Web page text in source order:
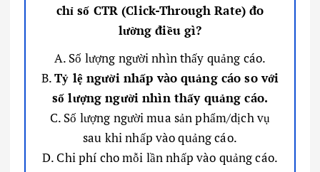
chỉ số CTR (Click-Through Rate) đo
lường điều gì?
A. Số lượng người nhìn thấy quảng cáo.
B.Tỷ lệ người nhấp vào quảng cáo so với
số lượng người nhìn thấy quảng cáo.
C. Số lượng người mua sản phẩm/dịch vụ
sau khi nhấp vào quảng cáo.
D. Chi phí cho mỗi lần nhấp vào quảng cáo.